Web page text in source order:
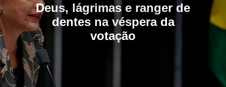
Deus, lágrimas e ranger de
dentes na véspera da
votação